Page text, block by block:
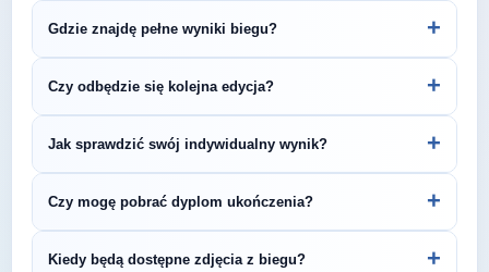
Gdzie znajdę pełne wyniki biegu? +
stronie internetowej lub na platformach takich jak
LiveTracking, RunnerSpace czy MarathonSport.
Czy odbędzie się kolejna edycja? +
Śledź stronę organizatora lub ZawodyBiegowe.pl,
by być na bieżąco z datą kolejnej edycji XIV Cross
Zielonogórski - Parszywa 12 - Nocą.
Jak sprawdzić swój indywidualny wynik? +
organizatora lub platformie pomiarowej podanej na
bibie startowym. Wyniki zawierają czas brutto i
netto, a często też pozycję wśród wszystkich
Czy mogę pobrać dyplom ukończenia? +
Kiedy będą dostępne zdjęcia z biegu? +